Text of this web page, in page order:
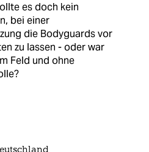
es doch kein
bei einer
die Bodyguards vor
zu lassen - oder war
Feld und ohne